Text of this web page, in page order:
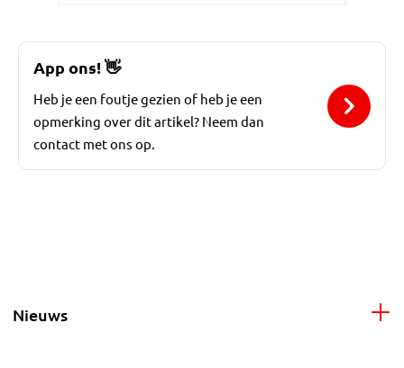
App ons!👋
Heb je een foutje gezien of heb je een
opmerking over dit artikel? Neem dan
contact met ons op.
Nieuws